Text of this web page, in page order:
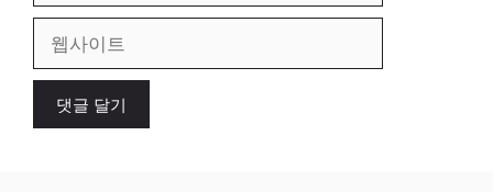
일
이